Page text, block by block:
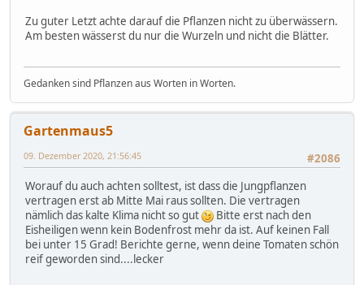
Zu guter Letzt achte darauf die Pflanzen nicht zu überwässern.
Am besten wässerst du nur die Wurzeln und nicht die Blätter.
Gedanken sind Pflanzen aus Worten in Worten.
Gartenmaus5
#2086
09. Dezember 2020, 21:56:45
Worauf du auch achten solltest, ist dass die Jungpflanzen
vertragen erst ab Mitte Mai raus sollten. Die vertragen
nämlich das kalte Klima nicht so gut
Bitte erst nach den
Eisheiligen wenn kein Bodenfrost mehr da ist. Auf keinen Fall
bei unter 15 Grad! Berichte gerne, wenn deine Tomaten schön
reif geworden sind....lecker